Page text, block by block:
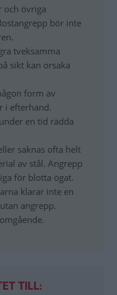
och övriga
bör inte
tveksamma
sikt kan orsaka
form av
i efterhand.
en tid rädda
saknas ofta helt
av stål. Angrepp
för blotta ögat.
klarar inte en
angrepp.
TILL: